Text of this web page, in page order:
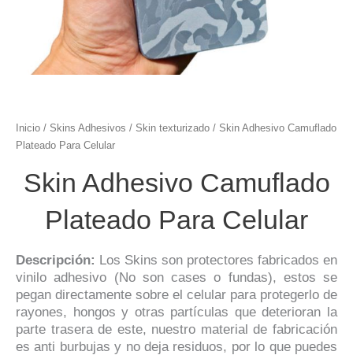
Inicio / Skins Adhesivos / Skin texturizado / Skin Adhesivo Camuflado
Plateado Para Celular
Skin Adhesivo Camuflado
Plateado Para Celular
Descripción: Los Skins son protectores fabricados en
vinilo adhesivo (No son cases o fundas), estos se
pegan directamente sobre el celular para protegerlo de
rayones, hongos y otras partículas que deterioran la
parte trasera de este, nuestro material de fabricación
es anti burbujas y no deja residuos, por lo que puedes